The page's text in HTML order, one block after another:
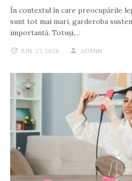
În contextul în care preocupările
sunt tot mai mari, garderoba
importantă. Totuși,…
IUN. 27, 2026 ADMIN